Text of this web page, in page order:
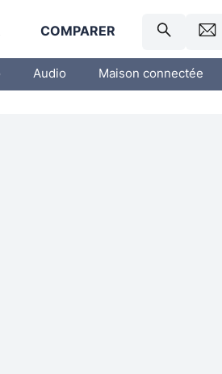
COMPARER
Audio Maison connectée